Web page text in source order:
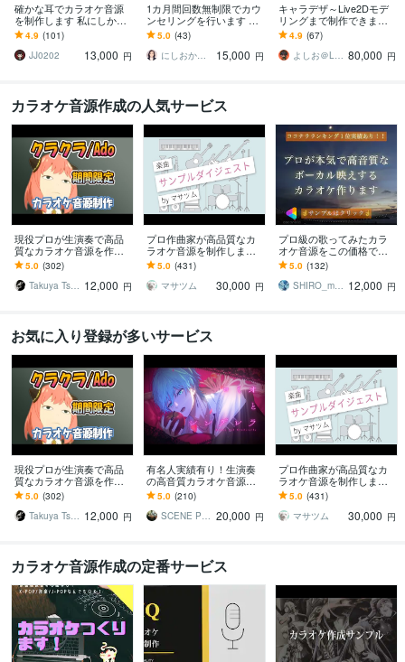
確かな耳でカラオケ音源
を制作します 私にしか聞
こえない音を提供します
4.9 (101)
JJ0202
13,000 円
1カ月間回数無制限でカウ
ンセリングを行います ご
自身のお悩み・家族のう
つ病・自己肯定感を高め
たい、など
5.0 (43)
にしおか＠エンパワメントカウンセラー
15,000 円
キャラデザ～Live2Dモデ
リングまで制作できます
モデリングが得意です！
まずはお見積りだけでも
お気軽に！
4.9 (67)
よしお＠Live2D 80,000 円
カラオケ音源作成の人気サービス
現役プロが生演奏で高品
質なカラオケ音源を作成
します オールジャンル対
応！ハイクオリティーな
歌ってみたに！商用無料
5.0 (302)
Takuya Tsuneta 12,000 円
プロ作曲家が高品質なカ
ラオケ音源を制作します
歌ってみたを作りたい！
歌いたい曲のオケがな
い！でお困りの方
5.0 (431)
マサツム
30,000 円
プロ級の歌ってみたカラ
オケ音源をこの価格で作
ります Vtuberや配信者の
方へ！高音質でボーカル
が映える音源を！
5.0 (132)
SHIRO_music 12,000 円
お気に入り登録が多いサービス
現役プロが生演奏で高品
質なカラオケ音源を作成
します オールジャンル対
応！ハイクオリティーな
歌ってみたに！商用無料
5.0 (302)
Takuya Tsuneta 12,000 円
有名人実績有り！生演奏
の高音質カラオケ音源作
ります 本物のクオリティ
を求める方はこちらへ
【初心者の方も大歓
5.0 (210)
SCENE PROJECT 20,000 円
プロ作曲家が高品質なカ
ラオケ音源を制作します
歌ってみたを作りたい！
歌いたい曲のオケがな
い！でお困りの方
5.0 (431)
マサツム
30,000 円
カラオケ音源作成の定番サービス